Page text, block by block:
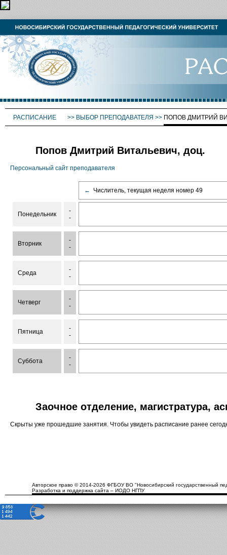
РАСПИСАНИЕ >> ВЫБОР ПРЕПОДАВАТЕЛЯ >> ПОПОВ ДМИТРИЙ
Попов Дмитрий Витальевич, доц.
Персональный сайт преподавателя
← Числитель, текущая неделя номер 49
Понедельник
-
-
Вторник
-
-
Среда
-
-
Четверг
-
-
Пятница
-
-
Суббота
-
-
Заочное отделение, магистратура,
Скрыты уже прошедшие занятия. Чтобы увидеть расписание ранее
Авторское право © 2014-2026 ФГБОУ ВО "Новосибирский государственный
Разработка и поддержка сайта – ИОДО НГПУ